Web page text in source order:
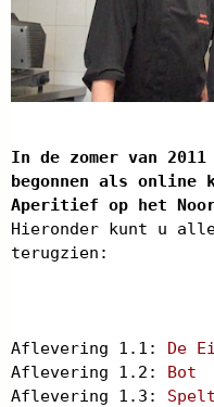
In de zomer van
begonnen als online
Aperitief op het
Hieronder kunt u
terugzien:
Aflevering 1.1: De
Aflevering 1.2: Bot
Aflevering 1.3: Spelt